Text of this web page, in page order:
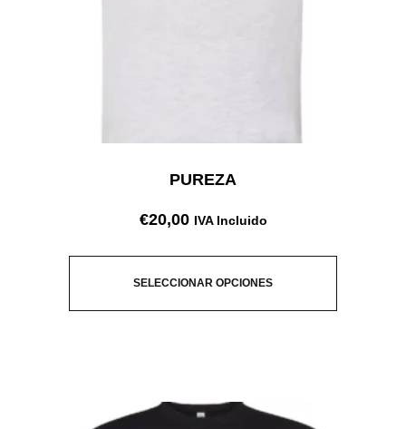
PUREZA
€20,00 IVA Incluido
SELECCIONAR OPCIONES